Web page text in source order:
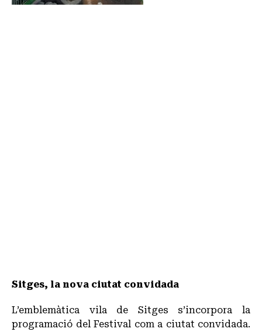
Sitges, la nova ciutat convidada
L’emblemàtica vila de Sitges s’incorpora la
programació del Festival com a ciutat convidada.